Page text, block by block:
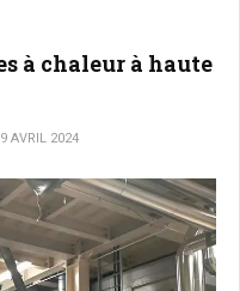
à chaleur à haute
9 AVRIL 2024